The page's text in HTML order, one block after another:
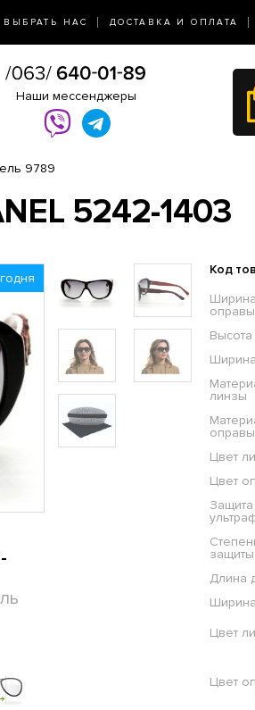
НАС ДОСТАВКА И ОПЛАТА
Наши мессенджеры
9789
5242-1403
Код
Ширина
оправы
линзы
оправы
Цвет
Цвет
Защита
защиты
Длина
Цвет
Цвет